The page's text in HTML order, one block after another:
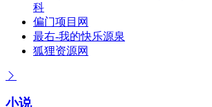
科
偏门项目网
最右-我的快乐源泉
狐狸资源网
小说